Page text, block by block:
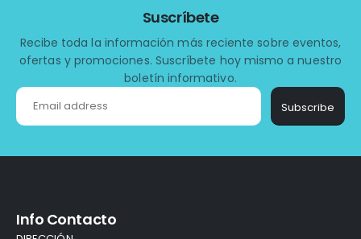
Suscríbete
Recibe toda la información más reciente sobre eventos,
ofertas y promociones. Suscríbete hoy mismo a nuestro
boletín informativo.
Subscribe
Info Contacto